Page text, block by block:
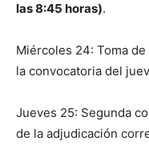
las 8:45 horas).
Miércoles 24: Toma
la convocatoria del
Jueves 25: Segunda
de la adjudicación